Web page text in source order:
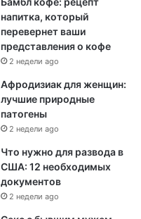
напитка, который
перевернет ваши
представления о кофе
2 недели ago
Афродизиак для женщин:
лучшие природные
патогены
2 недели ago
Что нужно для развода в
США: 12 необходимых
документов
2 недели ago